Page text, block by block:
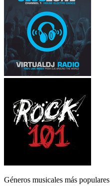
Géneros musicales más populares